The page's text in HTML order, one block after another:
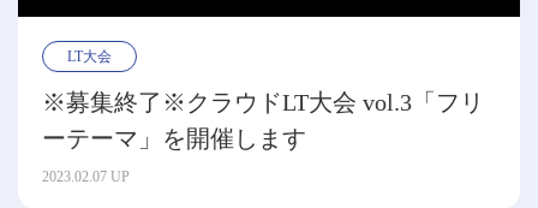
LT大会
※募集終了※クラウドLT大会 vol.3「フリ
ーテーマ」を開催します
2023.02.07 UP